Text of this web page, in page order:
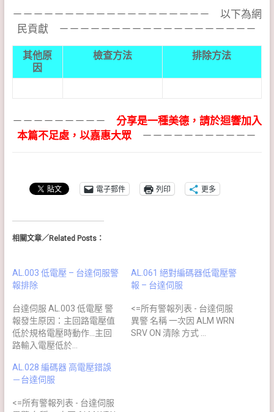
－－－－－－－－－－－－－－－－－－－ 以下為網
民貢獻 －－－－－－－－－－－－－－－－－－－
其他原
因
檢查方法 排除方法
－－－－－－－－－ 分享是一種美德，請於迴響加入
本篇不足處，以嘉惠大眾 －－－－－－－－－－－
電子郵件 列印 更多
相關文章／Related Posts：
AL.003 低電壓 – 台達伺服警
報排除
台達伺服 AL.003 低電壓 警
報發生原因：主回路電壓值
低於規格電壓時動作...主回
路輸入電壓低於…
AL.061 絕對編碼器低電壓警
報 – 台達伺服
<=所有警報列表 - 台達伺服
異警 名稱 一次因 ALM WRN
SRV ON 清除 方式 …
AL.028 編碼器 高電壓錯誤
－台達伺服
<=所有警報列表 - 台達伺服